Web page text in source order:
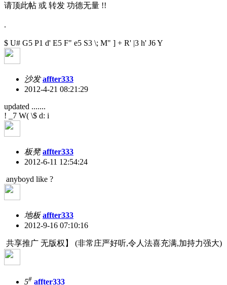
请顶此帖 或 转发 功德无量 !!
.
$ U# G5 P1 d' E5 F" e5 S3 \; M" ] + R' |3 h' J6 Y
沙发 affter333
2012-4-21 08:21:29
updated .......
! _7 W( \$ d: i
板凳 affter333
2012-6-11 12:54:24
anyboyd like ?
地板 affter333
2012-9-16 07:10:16
共享推广 无版权】 (非常庄严好听,令人法喜充满,加持力强大)
5# affter333